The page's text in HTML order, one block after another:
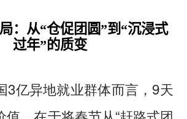
：从“仓促团圆”到“沉浸式
过年”的质变
3亿异地就业群体而言，9天